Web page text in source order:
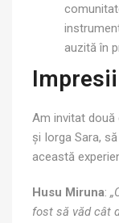
auzită în
Am invitat două
și Iorga Sara,
această
Husu Miruna:
fost să văd cât